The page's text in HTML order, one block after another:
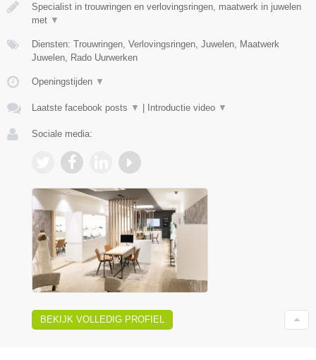
Specialist in trouwringen en verlovingsringen, maatwerk in juwelen
met ▼
Diensten: Trouwringen, Verlovingsringen, Juwelen, Maatwerk
Juwelen, Rado Uurwerken
Openingstijden ▼
Laatste facebook posts ▼ Introductie video ▼
Sociale media:
BEKIJK VOLLEDIG PROFIEL